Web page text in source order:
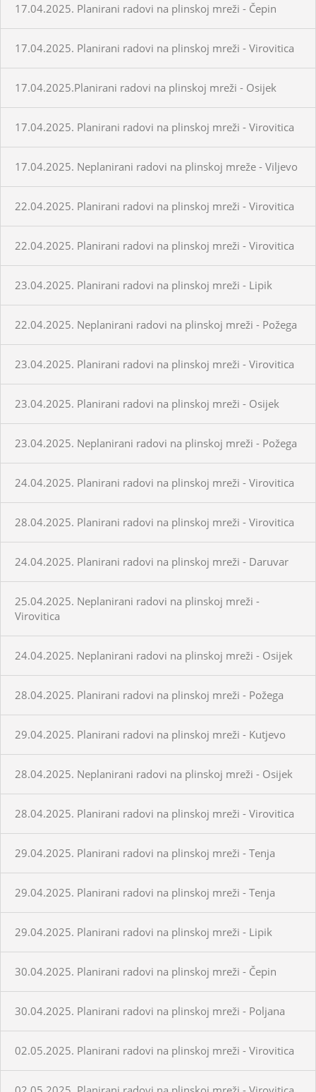
17.04.2025. Planirani radovi na plinskoj mreži - Čepin
17.04.2025. Planirani radovi na plinskoj mreži - Virovitica
17.04.2025.Planirani radovi na plinskoj mreži - Osijek
17.04.2025. Planirani radovi na plinskoj mreži - Virovitica
17.04.2025. Neplanirani radovi na plinskoj mreže - Viljevo
22.04.2025. Planirani radovi na plinskoj mreži - Virovitica
22.04.2025. Planirani radovi na plinskoj mreži - Virovitica
23.04.2025. Planirani radovi na plinskoj mreži - Lipik
22.04.2025. Neplanirani radovi na plinskoj mreži - Požega
23.04.2025. Planirani radovi na plinskoj mreži - Virovitica
23.04.2025. Planirani radovi na plinskoj mreži - Osijek
23.04.2025. Neplanirani radovi na plinskoj mreži - Požega
24.04.2025. Planirani radovi na plinskoj mreži - Virovitica
28.04.2025. Planirani radovi na plinskoj mreži - Virovitica
24.04.2025. Planirani radovi na plinskoj mreži - Daruvar
25.04.2025. Neplanirani radovi na plinskoj mreži -
Virovitica
24.04.2025. Neplanirani radovi na plinskoj mreži - Osijek
28.04.2025. Planirani radovi na plinskoj mreži - Požega
29.04.2025. Planirani radovi na plinskoj mreži - Kutjevo
28.04.2025. Neplanirani radovi na plinskoj mreži - Osijek
28.04.2025. Planirani radovi na plinskoj mreži - Virovitica
29.04.2025. Planirani radovi na plinskoj mreži - Tenja
29.04.2025. Planirani radovi na plinskoj mreži - Tenja
29.04.2025. Planirani radovi na plinskoj mreži - Lipik
30.04.2025. Planirani radovi na plinskoj mreži - Čepin
30.04.2025. Planirani radovi na plinskoj mreži - Poljana
02.05.2025. Planirani radovi na plinskoj mreži - Virovitica